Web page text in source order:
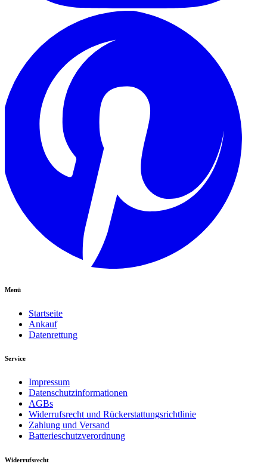
Menü
Startseite
Ankauf
Datenrettung
Service
Impressum
Datenschutzinformationen
AGBs
Widerrufsrecht und Rückerstattungsrichtlinie
Zahlung und Versand
Batterieschutzverordnung
Widerrufsrecht